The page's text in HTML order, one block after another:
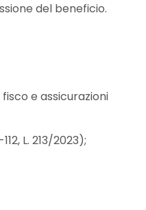
del beneficio.
e assicurazioni
L. 213/2023);